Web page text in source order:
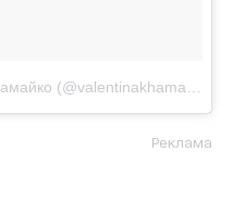
Реклама